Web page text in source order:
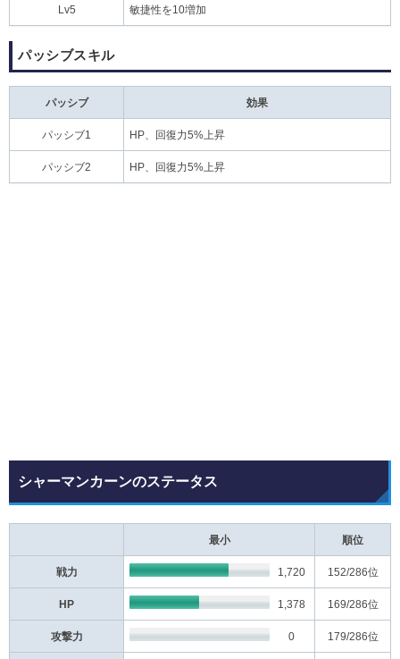
Lv5 敏捷性を10増加
パッシブスキル
パッシブ 効果
パッシブ1 HP、回復力5%上昇
パッシブ2 HP、回復力5%上昇
シャーマンカーンのステータス
最小 順位
戦力 1,720 152/286位
HP 1,378 169/286位
攻撃力 0 179/286位